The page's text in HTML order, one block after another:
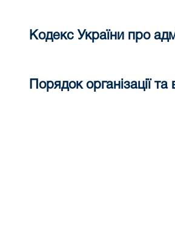
Кодекс України про
Порядок організації